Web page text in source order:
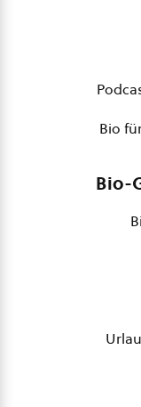
Bio
Bio-